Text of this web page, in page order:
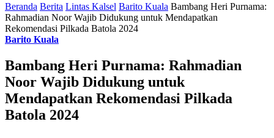
Beranda Berita Lintas Kalsel Barito Kuala Bambang Heri Purnama:
Rahmadian Noor Wajib Didukung untuk Mendapatkan
Rekomendasi Pilkada Batola 2024
Barito Kuala
Bambang Heri Purnama: Rahmadian
Noor Wajib Didukung untuk
Mendapatkan Rekomendasi Pilkada
Batola 2024